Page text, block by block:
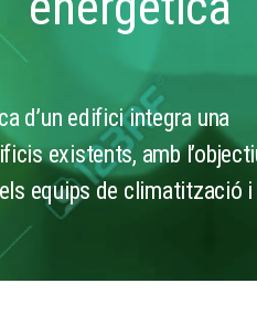
d’un edifici integra una
existents, amb
equips de climatització i